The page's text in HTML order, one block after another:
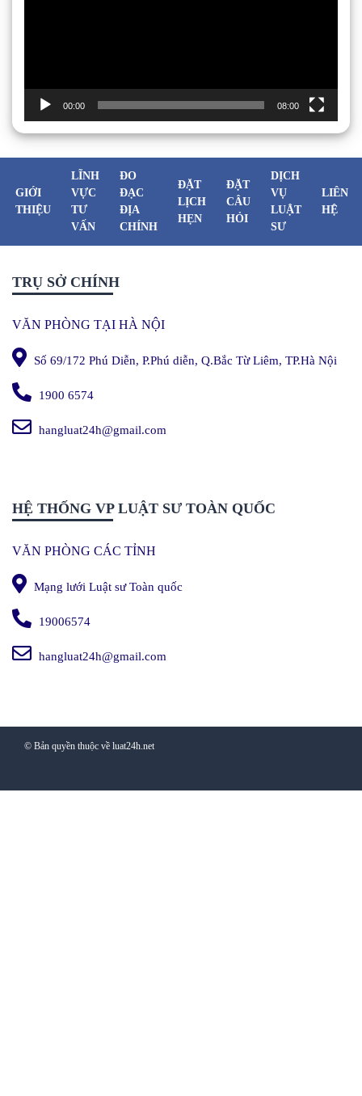
00:00 08:00
GIỚI
THIỆU
LĨNH
VỰC
TƯ
VẤN
ĐO
ĐẠC
ĐỊA
CHÍNH
ĐẶT
LỊCH
HẸN
ĐẶT
CÂU
HỎI
DỊCH
VỤ
LUẬT
SƯ
LIÊN
HỆ
TRỤ SỞ CHÍNH
VĂN PHÒNG TẠI HÀ NỘI
Số 69/172 Phú Diễn, P.Phú diễn, Q.Bắc Từ Liêm, TP.Hà Nội
1900 6574
hangluat24h@gmail.com
HỆ THỐNG VP LUẬT SƯ TOÀN QUỐC
VĂN PHÒNG CÁC TỈNH
Mạng lưới Luật sư Toàn quốc
19006574
hangluat24h@gmail.com
© Bản quyền thuộc về luat24h.net